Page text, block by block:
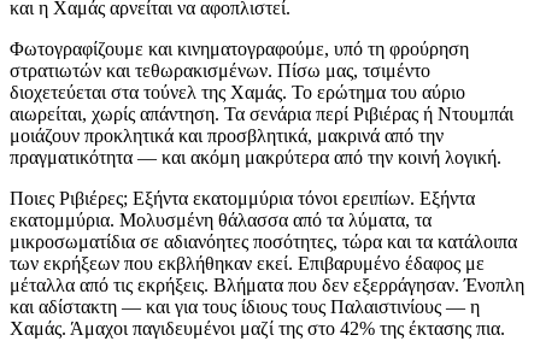
και η Χαμάς αρνείται να αφοπλιστεί.
Φωτογραφίζουμε και κινηματογραφούμε, υπό τη φρούρηση
στρατιωτών και τεθωρακισμένων. Πίσω μας, τσιμέντο
διοχετεύεται στα τούνελ της Χαμάς. Το ερώτημα του αύριο
αιωρείται, χωρίς απάντηση. Τα σενάρια περί Ριβιέρας ή Ντουμπάι
μοιάζουν προκλητικά και προσβλητικά, μακρινά από την
πραγματικότητα — και ακόμη μακρύτερα από την κοινή λογική.
Ποιες Ριβιέρες; Εξήντα εκατομμύρια τόνοι ερειπίων. Εξήντα
εκατομμύρια. Μολυσμένη θάλασσα από τα λύματα, τα
μικροσωματίδια σε αδιανόητες ποσότητες, τώρα και τα κατάλοιπα
των εκρήξεων που εκβλήθηκαν εκεί. Επιβαρυμένο έδαφος με
μέταλλα από τις εκρήξεις. Βλήματα που δεν εξερράγησαν. Ένοπλη
και αδίστακτη — και για τους ίδιους τους Παλαιστινίους — η
Χαμάς. Άμαχοι παγιδευμένοι μαζί της στο 42% της έκτασης πια.